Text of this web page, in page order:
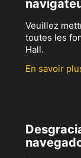
Veuillez
toutes les
Hall.
En savoir